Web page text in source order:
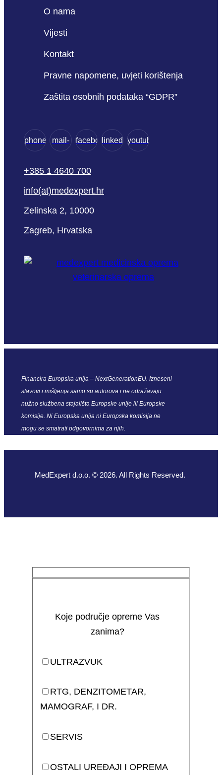
O nama
Vijesti
Kontakt
Pravne napomene, uvjeti korištenja
Zaštita osobnih podataka “GDPR”
phone mail- facebooklinkedinyoutube
+385 1 4640 700
info(at)medexpert.hr
Zelinska 2, 10000
Zagreb, Hrvatska
Financira Europska unija – NextGenerationEU. Izneseni
stavovi i mišljenja samo su autorova i ne odražavaju
nužno službena stajališta Europske unije ili Europske
komisije. Ni Europska unija ni Europska komisija ne
mogu se smatrati odgovornima za njih.
MedExpert d.o.o. © 2026. All Rights Reserved.
Koje područje opreme Vas
zanima?
ULTRAZVUK
RTG, DENZITOMETAR,
MAMOGRAF, I DR.
SERVIS
OSTALI UREĐAJI I OPREMA